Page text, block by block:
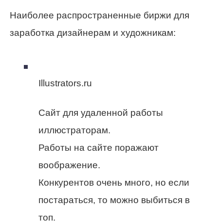
Наиболее распространенные биржи для
заработка дизайнерам и художникам:
Illustrators.ru
Cайт для удаленной работы
иллюстраторам.
Работы на сайте поражают
воображение.
Конкурентов очень много, но если
постараться, то можно выбиться в
топ.